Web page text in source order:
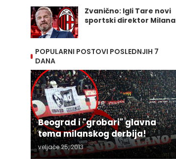
Zvanično: Igli Tare novi
sportski direktor Milana
POPULARNI POSTOVI POSLEDNJIH 7
DANA
Beograd i "grobari" glavna
tema milanskog derbija!
veljače 25, 2013